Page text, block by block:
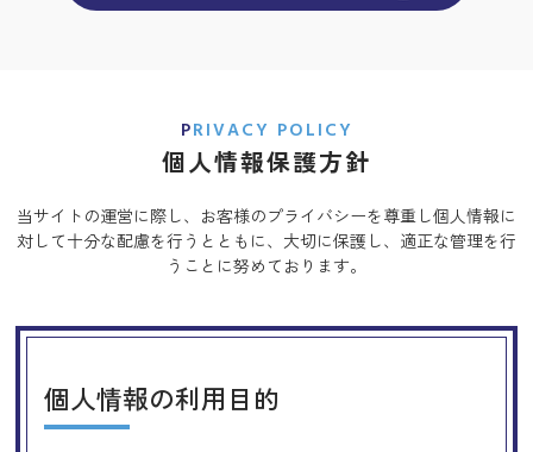
PRIVACY POLICY
個人情報保護方針
当サイトの運営に際し、お客様のプライバシーを尊重し個人情報に
対して十分な配慮を行うとともに、 大切に保護し、適正な管理を行
うことに努めております。
個人情報の利用目的